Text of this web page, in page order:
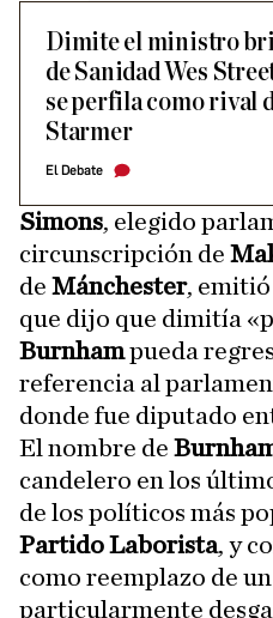
Dimite el ministro
de Sanidad Wes
se perfila como rival
Starmer
El Debate
Simons, elegido
circunscripción de
de Mánchester, emitió
que dijo que dimitía
Burnhampueda
referencia al
donde fue diputado
El nombre de
candelero en los
de los políticos más
Partido Laborista, y
como reemplazo de un
particularmente